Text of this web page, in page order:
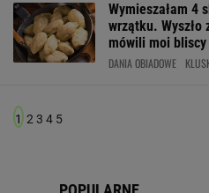
Wymieszałam 4
wrzątku. Wyszło
mówili moi bliscy
DANIA OBIADOWE
1 2 3 4 5